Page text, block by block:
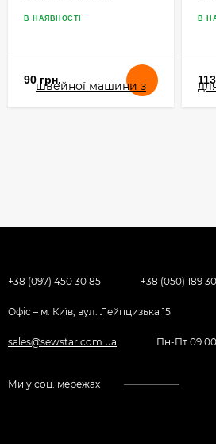
В НАЯВНОСТІ
90 грн.
В
+38 (097) 450 30 85 +38 (050) 189
Офіс – м. Київ, вул. Лейпцизька 15
sales@sewstar.com.ua Пн-Пт
Ми у соц. мережах